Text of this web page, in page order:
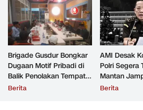
Brigade Gusdur Bongkar
Dugaan Motif Pribadi di
Balik Penolakan Tempat
Ibadah GKJW Bangil
Berita
AMI Desak
Polri Segera
Mantan
Tersangka
Berita